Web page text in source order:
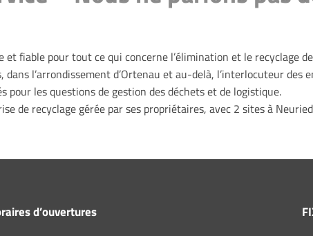
fiable pour tout ce qui concerne l’élimination et le recyclage
dans l’arrondissement d’Ortenau et au-delà, l’interlocuteur
pour les questions de gestion des déchets et de logistique.
de recyclage gérée par ses propriétaires, avec 2 sites à
d’ouvertures